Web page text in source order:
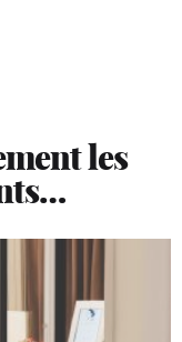
les